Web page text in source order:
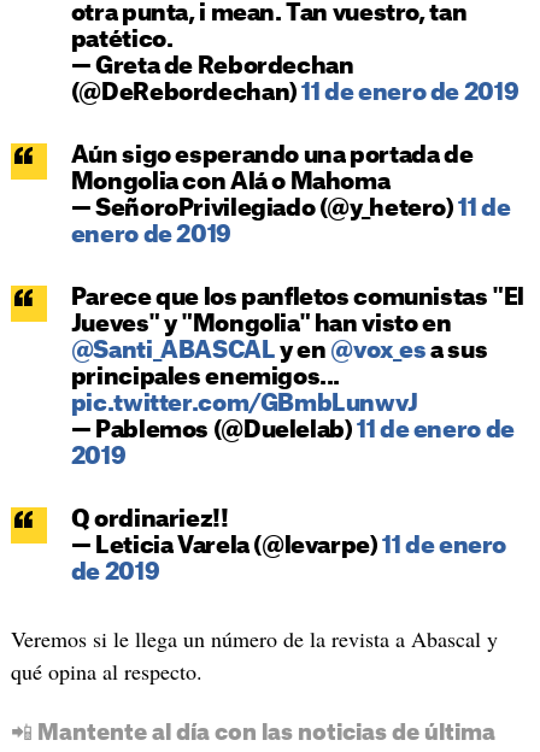
otra punta, i mean. Tan vuestro, tan
patético.
— Greta de Rebordechan
(@DeRebordechan)11 de enero de 2019
Aún sigo esperando una portada de
Mongolia con Alá o Mahoma
— SeñoroPrivilegiado (@y_hetero)11 de
enero de 2019
Parece que los panfletos comunistas "El
Jueves" y "Mongolia" han visto en
@Santi_ABASCAL y en @vox_es a sus
principales enemigos...
pic.twitter.com/GBmbLunwvJ
— Pablemos (@Duelelab)11 de enero de
2019
Q ordinariez!!
— Leticia Varela (@levarpe)11 de enero
de 2019
Veremos si le llega un número de la revista a Abascal y
qué opina al respecto.
📲 Mantente al día con las noticias de última